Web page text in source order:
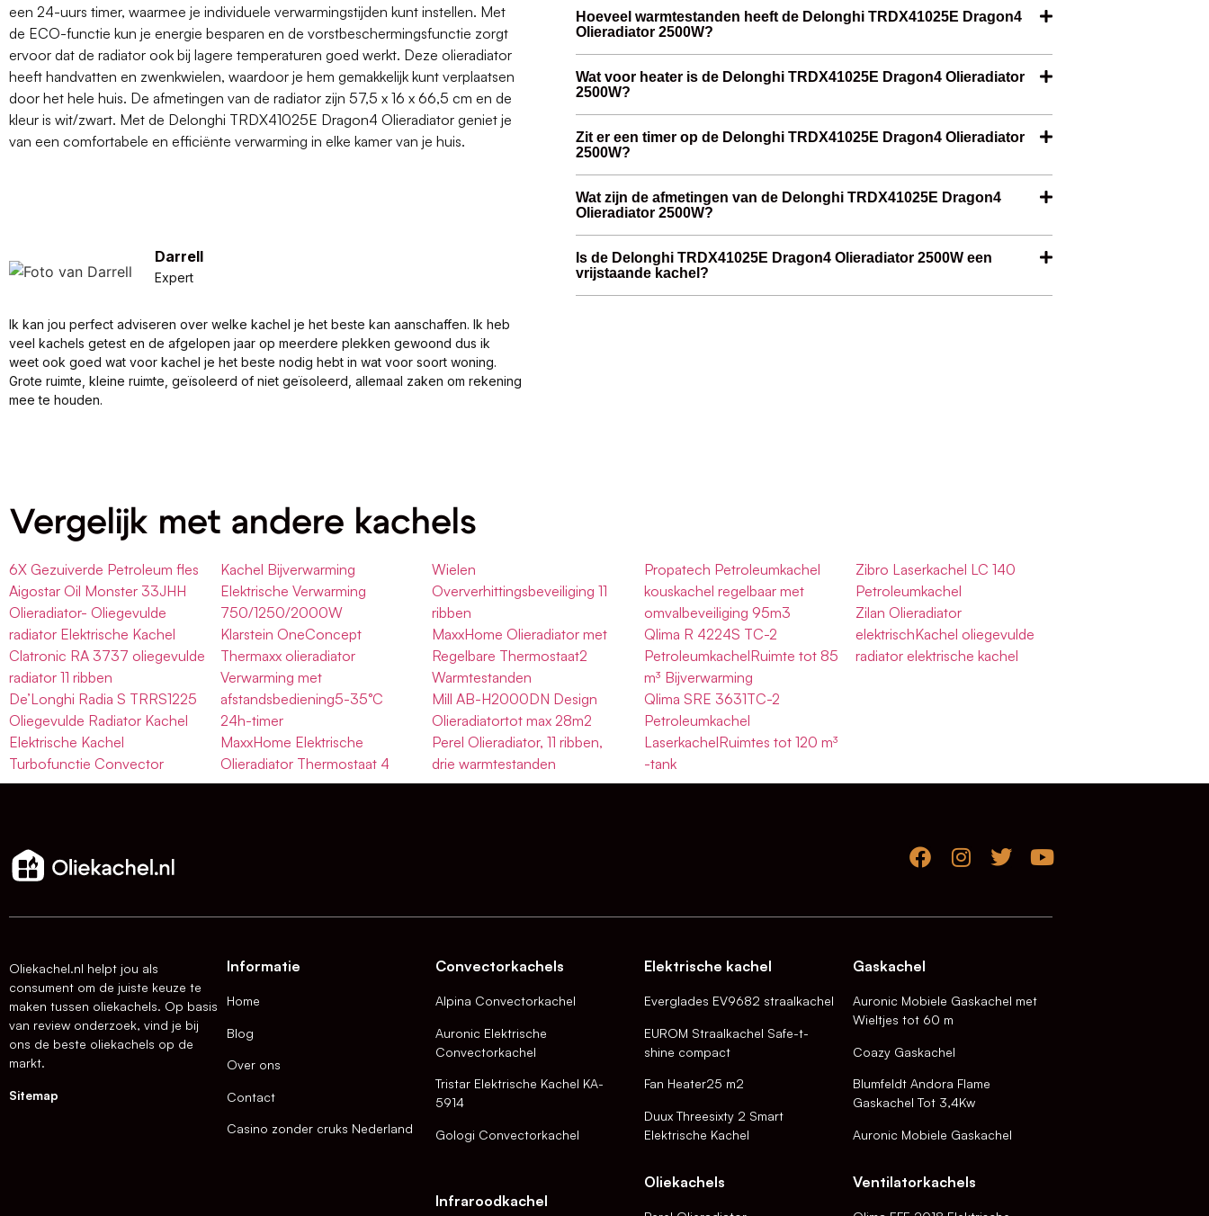
een 24-uurs timer, waarmee je individuele verwarmingstijden kunt instellen. Met
de ECO-functie kun je energie besparen en de vorstbeschermingsfunctie zorgt
ervoor dat de radiator ook bij lagere temperaturen goed werkt. Deze olieradiator
heeft handvatten en zwenkwielen, waardoor je hem gemakkelijk kunt verplaatsen
door het hele huis. De afmetingen van de radiator zijn 57,5 x 16 x 66,5 cm en de
kleur is wit/zwart. Met de Delonghi TRDX41025E Dragon4 Olieradiator geniet je
van een comfortabele en efficiënte verwarming in elke kamer van je huis.
Darrell
Expert
Ik kan jou perfect adviseren over welke kachel je het beste kan aanschaffen. Ik heb
veel kachels getest en de afgelopen jaar op meerdere plekken gewoond dus ik
weet ook goed wat voor kachel je het beste nodig hebt in wat voor soort woning.
Grote ruimte, kleine ruimte, geïsoleerd of niet geïsoleerd, allemaal zaken om rekening
mee te houden.
Hoeveel warmtestanden heeft de Delonghi TRDX41025E Dragon4
Olieradiator 2500W?
Wat voor heater is de Delonghi TRDX41025E Dragon4 Olieradiator
2500W?
Zit er een timer op de Delonghi TRDX41025E Dragon4 Olieradiator
2500W?
Wat zijn de afmetingen van de Delonghi TRDX41025E Dragon4
Olieradiator 2500W?
Is de Delonghi TRDX41025E Dragon4 Olieradiator 2500W een
vrijstaande kachel?
Vergelijk met andere kachels
6X Gezuiverde Petroleum fles
Aigostar Oil Monster 33JHH
Olieradiator- Oliegevulde
radiator Elektrische Kachel
Clatronic RA 3737 oliegevulde
radiator 11 ribben
De’Longhi Radia S TRRS1225
Oliegevulde Radiator Kachel
Elektrische Kachel
Turbofunctie Convector
Kachel Bijverwarming
Elektrische Verwarming
750/1250/2000W
Klarstein OneConcept
Thermaxx olieradiator
Verwarming met
afstandsbediening5-35°C
24h-timer
MaxxHome Elektrische
Olieradiator Thermostaat 4
Wielen
Oververhittingsbeveiliging 11
ribben
MaxxHome Olieradiator met
Regelbare Thermostaat2
Warmtestanden
Mill AB-H2000DN Design
Olieradiatortot max 28m2
Perel Olieradiator, 11 ribben,
drie warmtestanden
Propatech Petroleumkachel
kouskachel regelbaar met
omvalbeveiliging 95m3
Qlima R 4224S TC-2
PetroleumkachelRuimte tot 85
m³ Bijverwarming
Qlima SRE 3631TC-2
Petroleumkachel
LaserkachelRuimtes tot 120 m³
-tank
Zibro Laserkachel LC 140
Petroleumkachel
Zilan Olieradiator
elektrischKachel oliegevulde
radiator elektrische kachel
Oliekachel.nl helpt jou als
consument om de juiste keuze te
maken tussen oliekachels. Op basis
van review onderzoek, vind je bij
ons de beste oliekachels op de
markt.
Sitemap
Informatie
Home
Blog
Over ons
Contact
Casino zonder cruks Nederland
Convectorkachels
Alpina Convectorkachel
Auronic Elektrische
Convectorkachel
Tristar Elektrische Kachel KA-
5914
Gologi Convectorkachel
Infraroodkachel
Elektrische kachel
Everglades EV9682 straalkachel
EUROM Straalkachel Safe-t-
shine compact
Fan Heater25 m2
Duux Threesixty 2 Smart
Elektrische Kachel
Oliekachels
Gaskachel
Auronic Mobiele Gaskachel met
Wieltjes tot 60 m
Coazy Gaskachel
Blumfeldt Andora Flame
Gaskachel Tot 3,4Kw
Auronic Mobiele Gaskachel
Ventilatorkachels